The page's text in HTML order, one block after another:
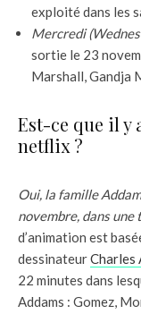
exploité dans les
Mercredi
sortie le 23
Marshall, Gandja
Est-ce que il y
netflix ?
Oui, la famille
novembre, dans
d’animation est
dessinateurCharles
22 minutes dans
Addams : Gomez,